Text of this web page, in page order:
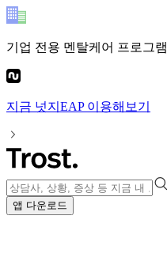
기업 전용 멘탈케어 프로그램
지금 넛지EAP이용해보기
앱 다운로드